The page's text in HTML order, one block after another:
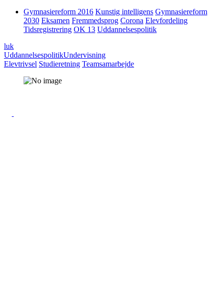
Gymnasiereform 2016 Kunstig intelligens Gymnasiereform
2030 Eksamen Fremmedsprog Corona Elevfordeling
Tidsregistrering OK 13 Uddannelsespolitik
luk
UddannelsespolitikUndervisning
Elevtrivsel Studieretning Teamsamarbejde